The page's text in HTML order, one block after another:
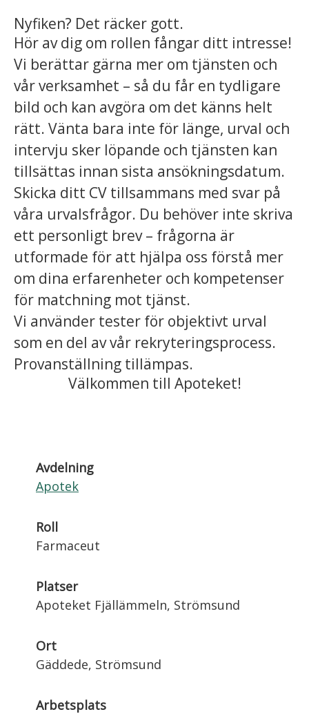
Nyfiken? Det räcker gott.
Hör av dig om rollen fångar ditt intresse!
Vi berättar gärna mer om tjänsten och
vår verksamhet – så du får en tydligare
bild och kan avgöra om det känns helt
rätt. Vänta bara inte för länge, urval och
intervju sker löpande och tjänsten kan
tillsättas innan sista ansökningsdatum.
Skicka ditt CV tillsammans med svar på
våra urvalsfrågor. Du behöver inte skriva
ett personligt brev – frågorna är
utformade för att hjälpa oss förstå mer
om dina erfarenheter och kompetenser
för matchning mot tjänst.
Vi använder tester för objektivt urval
som en del av vår rekryteringsprocess.
Provanställning tillämpas.
Välkommen till Apoteket!
Avdelning
Apotek
Roll
Farmaceut
Platser
Apoteket Fjällämmeln, Strömsund
Ort
Gäddede, Strömsund
Arbetsplats